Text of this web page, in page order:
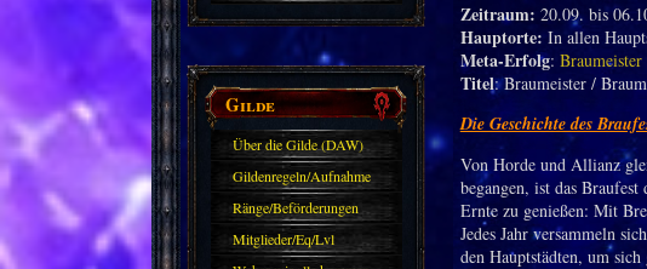
sollte?! Oder nicht?
Gilde
Über die Gilde (DAW)
Gildenregeln/Aufnahme
Ränge/Beförderungen
Mitglieder/Eq/Lvl
Zeitraum: 20.09. bis
Hauptorte: In allen
Meta-Erfolg: Braumeister
Titel: Braumeister /
Die Geschichte des
Von Horde und Allianz
begangen, ist das
Ernte zu genießen: Mit
Jedes Jahr versammeln
den Hauptstädten, um